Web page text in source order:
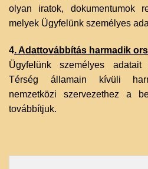
olyan iratok, dokumentumok
melyek Ügyfelünk személyes
4. Adattovábbítás harmadik
Ügyfelünk személyes
Térség államain kívüli
nemzetközi szervezethez a
továbbítjuk.‌